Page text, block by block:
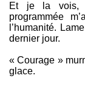
Et je la vois,
programmée
l’humanité.
dernier jour.
« Courage »
glace.